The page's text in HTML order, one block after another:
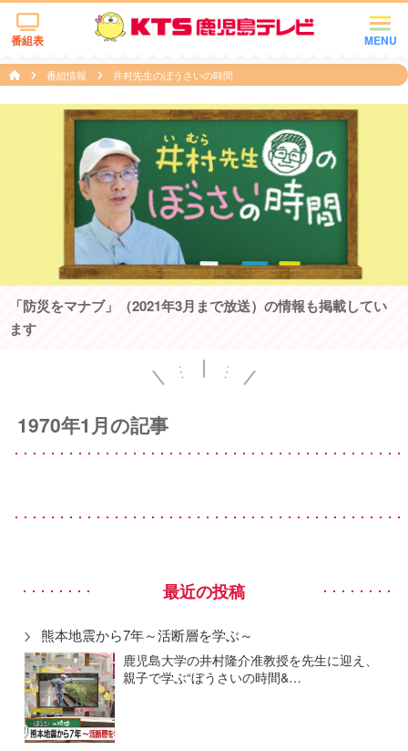
MENU
番組表
番組情報 井村先生のぼうさいの時間
「防災をマナブ」（2021年3月まで放送）の情報も掲載してい
ます
1970年1月の記事
最近の投稿
熊本地震から7年～活断層を学ぶ～
鹿児島大学の井村隆介准教授を先生に迎え、
親子で学ぶ“ぼうさいの時間&…